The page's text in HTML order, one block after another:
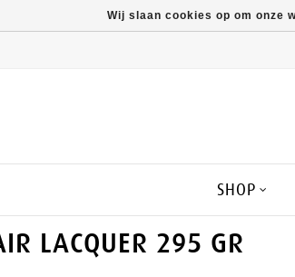
SHOP
LACQUER 295 GR
Wij slaan cookies op om onze